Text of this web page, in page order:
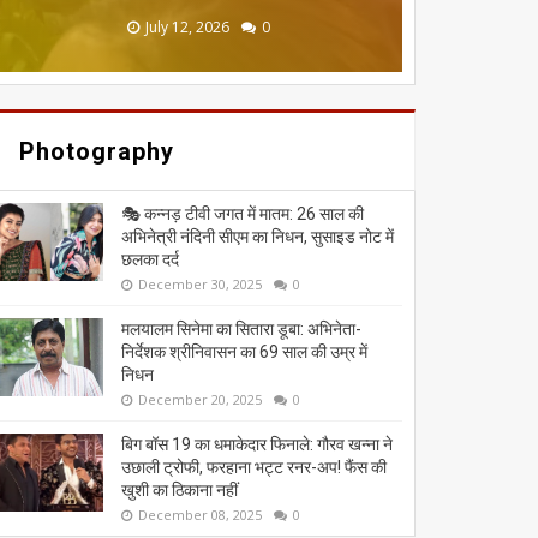
July 19, 2026 0
July 12, 2026 0
July 03, 2026 0
June 20, 2026 0
May 13, 2026 0
Photography
🎭 कन्नड़ टीवी जगत में मातम: 26 साल की
अभिनेत्री नंदिनी सीएम का निधन, सुसाइड नोट में
छलका दर्द
December 30, 2025 0
मलयालम सिनेमा का सितारा डूबा: अभिनेता-
निर्देशक श्रीनिवासन का 69 साल की उम्र में
निधन
December 20, 2025 0
बिग बॉस 19 का धमाकेदार फिनाले: गौरव खन्ना ने
उछाली ट्रोफी, फरहाना भट्ट रनर-अप! फैंस की
खुशी का ठिकाना नहीं
December 08, 2025 0